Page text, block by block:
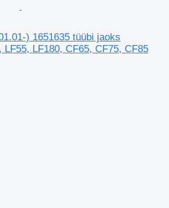
) 1651635 tüübi jaoks
LF180, CF65, CF75, CF85